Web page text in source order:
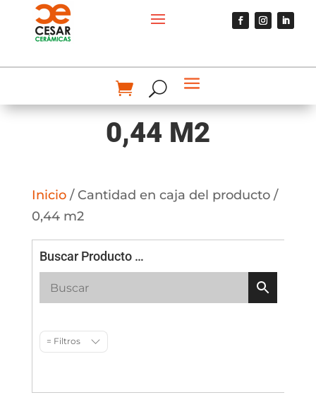
0,44 M2
Inicio/ Cantidad en caja del producto /
0,44 m2
Buscar Producto …
= Filtros